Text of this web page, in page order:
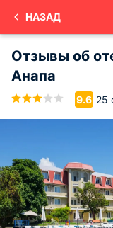
НАЗАД
Отзывы об
Анапа
9.6 25